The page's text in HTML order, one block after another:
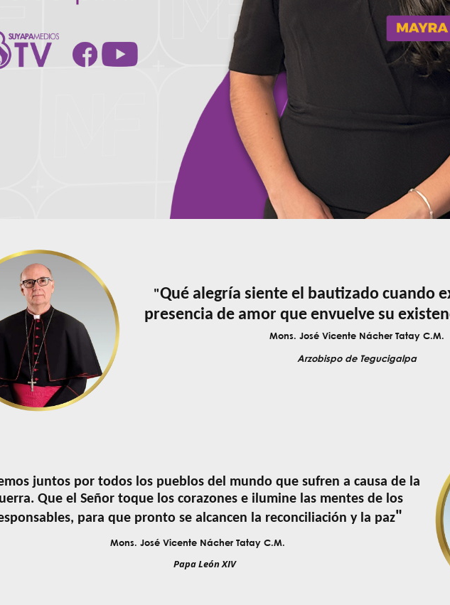
"Qué alegría siente el bautizado cuando
presencia de amor que envuelve su
Mons. José Vicente Nácher Tatay C.M.
Arzobispo de Tegucigalpa
juntos por todos los pueblos del mundo que sufren a causa de la
Que el Señor toque los corazones e ilumine las mentes de los
para que pronto se alcancen la reconciliación y la paz"
Mons. José Vicente Nácher Tatay C.M.
Papa León XIV